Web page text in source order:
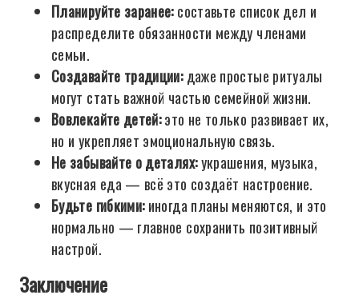
Планируйте заранее:составьте список дел и
распределите обязанности между членами
семьи.
Создавайте традиции:даже простые ритуалы
могут стать важной частью семейной жизни.
Вовлекайте детей:это не только развивает их,
но и укрепляет эмоциональную связь.
Не забывайте о деталях:украшения, музыка,
вкусная еда — всё это создаёт настроение.
Будьте гибкими:иногда планы меняются, и это
нормально — главное сохранить позитивный
настрой.
Заключение